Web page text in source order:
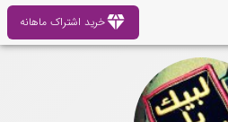
diamondخرید اشتراک ماهانه